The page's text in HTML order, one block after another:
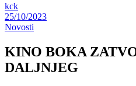
kck
25/10/2023
Novosti
KINO BOKA
DALJNJEG